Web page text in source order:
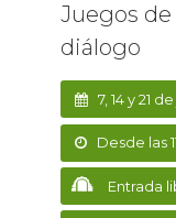
Juegos
diálogo
7, 14 y 21
Desde las
Entrada